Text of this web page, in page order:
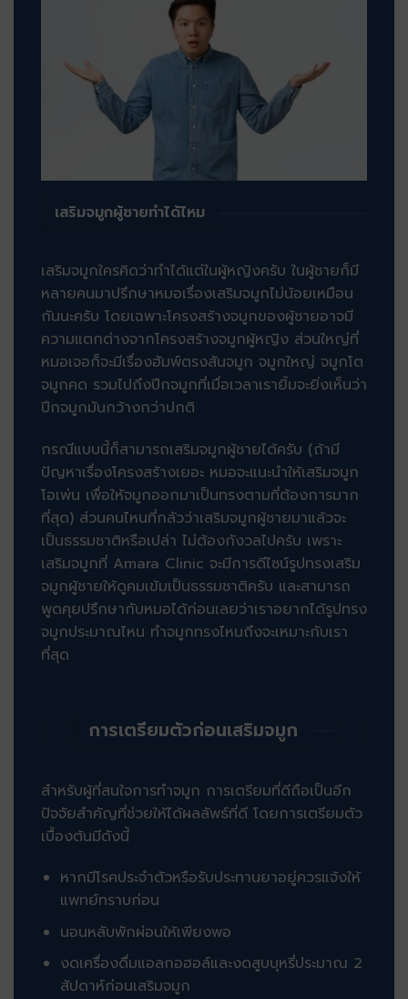
เสริมจมูกผู้ชายทำได้ไหม
เสริมจมูกใครคิดว่าทำได้แต่ในผู้หญิงครับ ในผู้ชายก็มี
หลายคนมาปรึกษาหมอเรื่องเสริมจมูกไม่น้อยเหมือน
กันนะครับ โดยเฉพาะโครงสร้างจมูกของผู้ชายอาจมี
ความแตกต่างจากโครงสร้างจมูกผู้หญิง ส่วนใหญ่ที่
หมอเจอก็จะมีเรื่องฮัมพ์ตรงสันจมูก จมูกใหญ่ จมูกโต
จมูกคด รวมไปถึงปีกจมูกที่เมื่อเวลาเรายิ้มจะยิ่งเห็นว่า
ปีกจมูกมันกว้างกว่าปกติ
กรณีแบบนี้ก็สามารถเสริมจมูกผู้ชายได้ครับ (ถ้ามี
ปัญหาเรื่องโครงสร้างเยอะ หมอจะแนะนำให้เสริมจมูก
โอเพ่น เพื่อให้จมูกออกมาเป็นทรงตามที่ต้องการมาก
ที่สุด) ส่วนคนไหนที่กลัวว่าเสริมจมูกผู้ชายมาแล้วจะ
เป็นธรรมชาติหรือเปล่า ไม่ต้องกังวลไปครับ เพราะ
เสริมจมูกที่ Amara Clinic จะมีการดีไซน์รูปทรงเสริม
จมูกผู้ชายให้ดูคมเข้มเป็นธรรมชาติครับ และสามารถ
พูดคุยปรึกษากับหมอได้ก่อนเลยว่าเราอยากได้รูปทรง
จมูกประมาณไหน ทำจมูกทรงไหนถึงจะเหมาะกับเรา
ที่สุด
การเตรียมตัวก่อนเสริมจมูก
สำหรับผู้ที่สนใจการทำจมูก การเตรียมที่ดีถือเป็นอีก
ปัจจัยสำคัญที่ช่วยให้ได้ผลลัพธ์ที่ดี โดยการเตรียมตัว
เบื้องต้นมีดังนี้
หากมีโรคประจำตัวหรือรับประทานยาอยู่ควรแจ้งให้
แพทย์ทราบก่อน
นอนหลับพักผ่อนให้เพียงพอ
งดเครื่องดื่มแอลกอฮอล์และงดสูบบุหรี่ประมาณ 2
สัปดาห์ก่อนเสริมจมูก